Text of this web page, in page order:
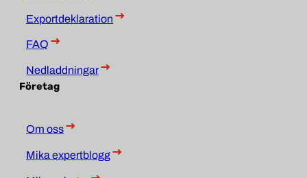
Exportdeklaration
FAQ
Nedladdningar
Företag
Om oss
Mika expertblogg